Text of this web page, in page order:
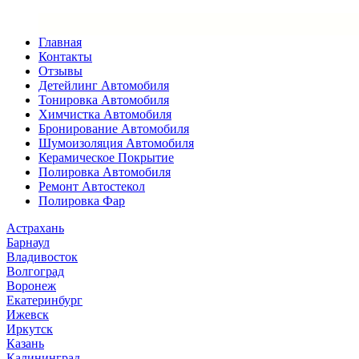
Главная
Контакты
Отзывы
Детейлинг Автомобиля
Тонировка Автомобиля
Химчистка Автомобиля
Бронирование Автомобиля
Шумоизоляция Автомобиля
Керамическое Покрытие
Полировка Автомобиля
Ремонт Автостекол
Полировка Фар
Астрахань
Барнаул
Владивосток
Волгоград
Воронеж
Екатеринбург
Ижевск
Иркутск
Казань